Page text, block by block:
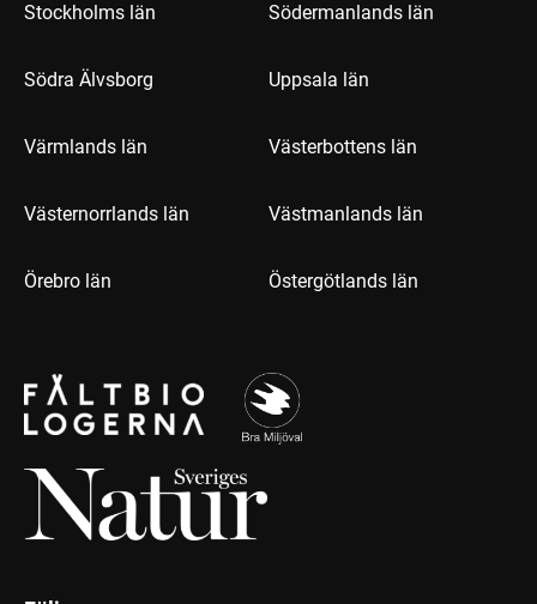
Stockholms län Södermanlands län
Södra Älvsborg Uppsala län
Värmlands län Västerbottens län
Västernorrlands län Västmanlands län
Örebro län Östergötlands län